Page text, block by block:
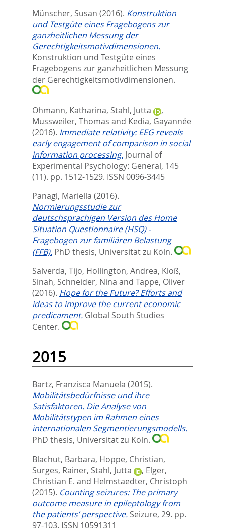
Münscher, Susan (2016). Konstruktion
und Testgüte eines Fragebogens zur
ganzheitlichen Messung der
Gerechtigkeitsmotivdimensionen.
Konstruktion und Testgüte eines
Fragebogens zur ganzheitlichen Messung
der Gerechtigkeitsmotivdimensionen.
Ohmann, Katharina, Stahl, Jutta
,
Mussweiler, Thomas and Kedia, Gayannée
(2016). Immediate relativity: EEG reveals
early engagement of comparison in social
information processing. Journal of
Experimental Psychology: General, 145
(11). pp. 1512-1529. ISSN 0096-3445
Panagl, Mariella (2016).
Normierungsstudie zur
deutschsprachigen Version des Home
Situation Questionnaire (HSQ) -
Fragebogen zur familiären Belastung
(FFB). PhD thesis, Universität zu Köln.
Salverda, Tijo, Hollington, Andrea, Kloß,
Sinah, Schneider, Nina and Tappe, Oliver
(2016). Hope for the Future? Efforts and
ideas to improve the current economic
predicament. Global South Studies
Center.
2015
Bartz, Franzisca Manuela (2015).
Mobilitätsbedürfnisse und ihre
Satisfaktoren. Die Analyse von
Mobilitätstypen im Rahmen eines
internationalen Segmentierungsmodells.
PhD thesis, Universität zu Köln.
Blachut, Barbara, Hoppe, Christian,
Surges, Rainer, Stahl, Jutta , Elger,
Christian E. and Helmstaedter, Christoph
(2015). Counting seizures: The primary
outcome measure in epileptology from
the patients’ perspective. Seizure, 29. pp.
97-103. ISSN 10591311